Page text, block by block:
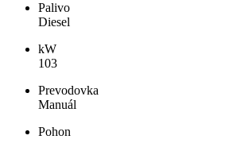
Palivo
Diesel
kW
103
Prevodovka
Manuál
Pohon